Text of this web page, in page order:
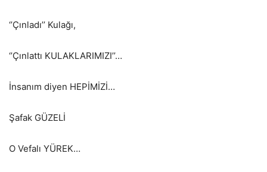
‘’Çınladı’’ Kulağı,
‘’Çınlattı KULAKLARIMIZI’’…
İnsanım diyen HEPİMİZİ…
Şafak GÜZELİ
O Vefalı YÜREK…